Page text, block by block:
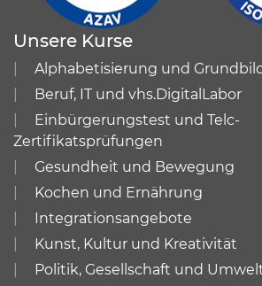
Unsere Kurse
Alphabetisierung und
Beruf, IT und vhs.DigitalLabor
Einbürgerungstest und Telc-
Zertifikatsprüfungen
Gesundheit und Bewegung
Kochen und Ernährung
Integrationsangebote
Kunst, Kultur und Kreativität
Politik, Gesellschaft und